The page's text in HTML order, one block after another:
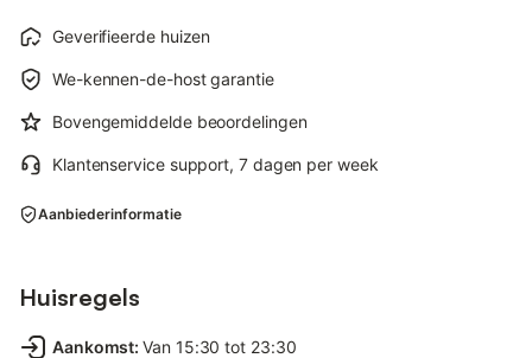
Geverifieerde huizen
We-kennen-de-host garantie
Bovengemiddelde beoordelingen
Klantenservice support, 7 dagen per week
Aanbiederinformatie
Huisregels
Aankomst: Van 15:30 tot 23:30